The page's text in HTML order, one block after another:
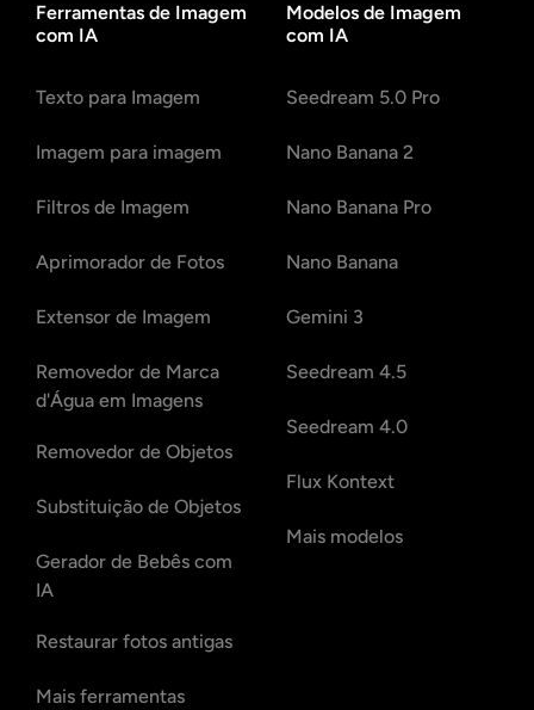
Ferramentas de Imagem
com IA
Texto para Imagem
Imagem para imagem
Filtros de Imagem
Aprimorador de Fotos
Extensor de Imagem
Removedor de Marca
d'Água em Imagens
Removedor de Objetos
Substituição de Objetos
Gerador de Bebês com
IA
Restaurar fotos antigas
Mais ferramentas
Modelos de Imagem
com IA
Seedream 5.0 Pro
Nano Banana 2
Nano Banana Pro
Nano Banana
Gemini 3
Seedream 4.5
Seedream 4.0
Flux Kontext
Mais modelos